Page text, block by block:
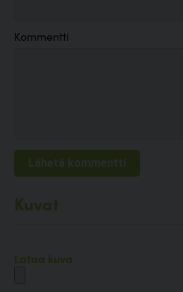
Kommentti
Kuvat
Lataa kuva